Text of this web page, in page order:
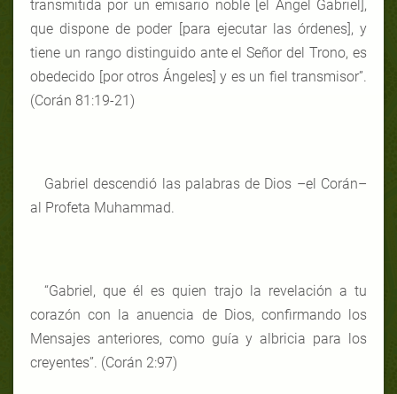
transmitida por un emisario noble [el Ángel Gabriel],
que dispone de poder [para ejecutar las órdenes], y
tiene un rango distinguido ante el Señor del Trono, es
obedecido [por otros Ángeles] y es un fiel transmisor”.
(Corán 81:19-21)
Gabriel descendió las palabras de Dios –el Corán–
al Profeta Muhammad.
“Gabriel, que él es quien trajo la revelación a tu
corazón con la anuencia de Dios, confirmando los
Mensajes anteriores, como guía y albricia para los
creyentes”. (Corán 2:97)